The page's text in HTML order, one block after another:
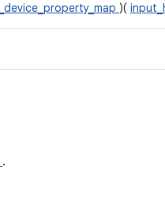
)(
.